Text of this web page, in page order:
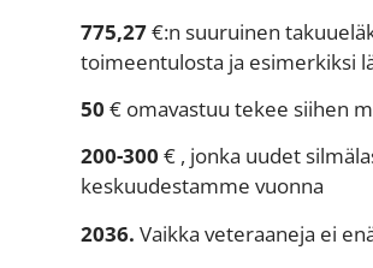
775,27€:n suuruinen
toimeentulosta ja esimerkiksi
50€ omavastuu tekee siihen
200-300€ , jonka uudet
keskuudestamme vuonna
2036.Vaikka veteraaneja ei